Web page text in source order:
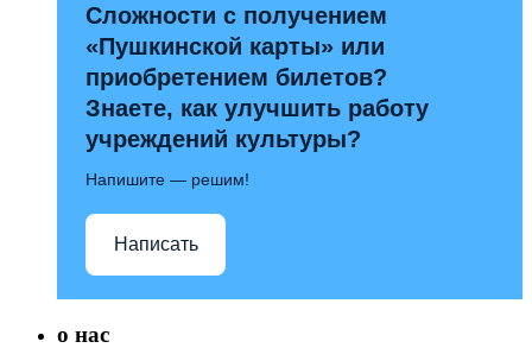
Сложности с получением
«Пушкинской карты» или
приобретением билетов?
Знаете, как улучшить работу
учреждений культуры?
Напишите — решим!
Написать
о нас